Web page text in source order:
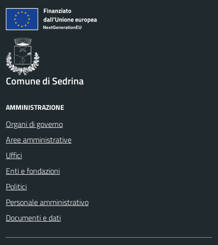
Comune di Sedrina
AMMINISTRAZIONE
Organi di governo
Aree amministrative
Uffici
Enti e fondazioni
Politici
Personale amministrativo
Documenti e dati